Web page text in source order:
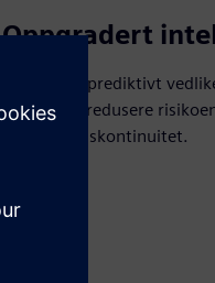
Oppgradert
AI-aktivert prediktivt
bidrar til å redusere
produksjonskontinuitet.